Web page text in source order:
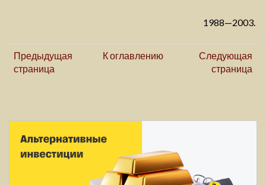
1988—2003.
Предыдущая
страница
К оглавлению
Следующая
страница